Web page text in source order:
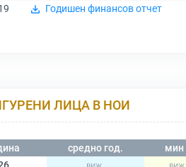
Годишен финансов отчет
ЛИЦА В НОИ
средно год. мин